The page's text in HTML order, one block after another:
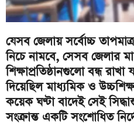
যেসব জেলায় সর্বোচ্চ
নিচে নামবে, সেসব জেলার
শিক্ষাপ্রতিষ্ঠানগুলো বন্ধ
দিয়েছিল মাধ্যমিক ও
কয়েক ঘণ্টা বাদেই সেই
সংক্রান্ত একটি সংশোধিত